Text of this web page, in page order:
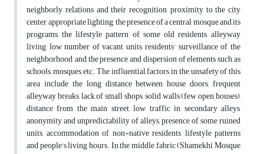
neighborly relations and their recognition, proximity to the city
center, appropriate lighting, the presence of a central mosque and its
programs, the lifestyle pattern of some old residents, alleyway
living, low number of vacant units, residents' surveillance of the
neighborhood, and the presence and dispersion of elements such as
schools, mosques, etc. The influential factors in the unsafety of this
area include the long distance between house doors, frequent
alleyway breaks, lack of small shops, solid walls (few open houses),
distance from the main street, low traffic in secondary alleys,
anonymity and unpredictability of alleys, presence of some ruined
units, accommodation of non-native residents, lifestyle patterns
and people's living hours. In the middle fabric (Shamekhi Mosque